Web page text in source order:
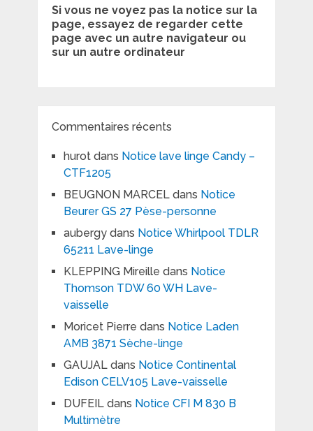
Si vous ne voyez pas la notice sur la
page, essayez de regarder cette
page avec un autre navigateur ou
sur un autre ordinateur
Commentaires récents
hurotdans Notice lave linge Candy –
CTF1205
BEUGNON MARCELdans Notice
Beurer GS 27 Pèse-personne
aubergydans Notice Whirlpool TDLR
65211 Lave-linge
KLEPPING Mireille dans Notice
Thomson TDW 60 WH Lave-
vaisselle
Moricet Pierre dans Notice Laden
AMB 3871 Sèche-linge
GAUJALdans Notice Continental
Edison CELV105 Lave-vaisselle
DUFEILdans Notice CFI M 830 B
Multimètre